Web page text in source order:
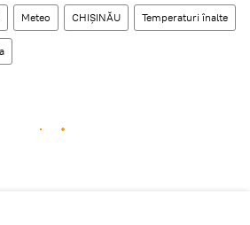
Meteo CHIȘINĂU Temperaturi înalte